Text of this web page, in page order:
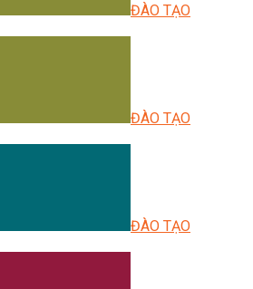
ĐÀO TẠO
ĐÀO TẠO
ĐÀO TẠO